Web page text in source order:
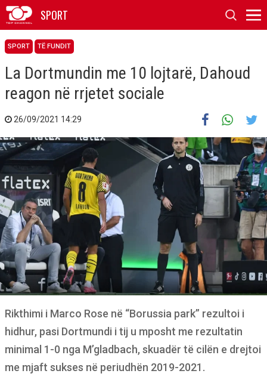
SPORT
SPORT TË FUNDIT
La Dortmundin me 10 lojtarë, Dahoud
reagon në rrjetet sociale
26/09/2021 14:29
Rikthimi i Marco Rose në “Borussia park” rezultoi i
hidhur, pasi Dortmundi i tij u mposht me rezultatin
minimal 1-0 nga M’gladbach, skuadër të cilën e drejtoi
me mjaft sukses në periudhën 2019-2021.